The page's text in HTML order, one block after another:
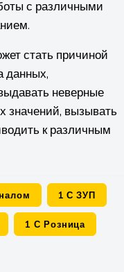
с различными
стать причиной
данных,
неверные
значений, вызывать
к различным
1 С ЗУП
1 С Розница